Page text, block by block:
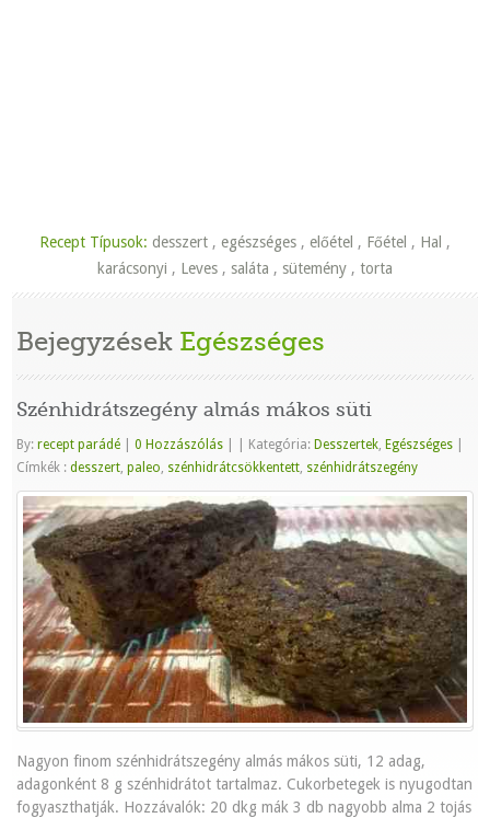
Recept Típusok: desszert , egészséges , előétel , Főétel , Hal ,
karácsonyi , Leves , saláta , sütemény , torta
Bejegyzések Egészséges
Szénhidrátszegény almás mákos süti
By:recept parádé 0 Hozzászólás Kategória: Desszertek, Egészséges
Címkék :desszert,paleo, szénhidrátcsökkentett, szénhidrátszegény
Nagyon finom szénhidrátszegény almás mákos süti, 12 adag,
adagonként 8 g szénhidrátot tartalmaz. Cukorbetegek is nyugodtan
fogyaszthatják. Hozzávalók: 20 dkg mák 3 db nagyobb alma 2 tojás